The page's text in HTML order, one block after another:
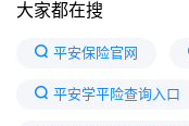
大家都在搜
平安保险官网
平安学平险查询入口